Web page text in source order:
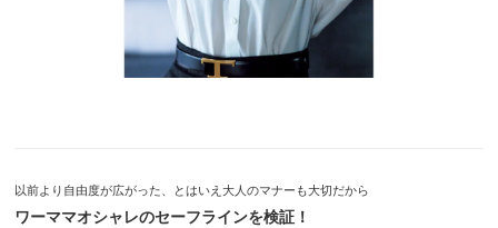
以前より自由度が広がった、とはいえ大人のマナーも大切だから
ワーママオシャレのセーフラインを検証！